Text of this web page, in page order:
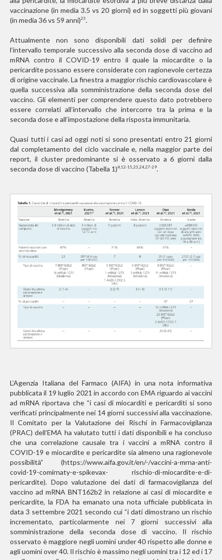
vaccinazione (in media 3.5 vs 20 giorni) ed in soggetti più giovani
(in media 36 vs 59 anni)23.
Attualmente non sono disponibili dati solidi per definire
l’intervallo temporale successivo alla seconda dose di vaccino ad
mRNA contro il COVID-19 entro il quale la miocardite o la
pericardite possano essere considerate con ragionevole certezza
di origine vaccinale. La finestra a maggior rischio cardiovascolare è
quella successiva alla somministrazione della seconda dose del
vaccino. Gli elementi per comprendere questo dato potrebbero
essere correlati all’intervallo che intercorre tra la prima e la
seconda dose e all’impostazione della risposta immunitaria.
Quasi tutti i casi ad oggi noti si sono presentati entro 21 giorni
dal completamento del ciclo vaccinale e, nella maggior parte dei
report, il cluster predominante si è osservato a 6 giorni dalla
seconda dose di vaccino (Tabella 1)4,12-15,23,24,27-29.
L’Agenzia Italiana del Farmaco (AIFA) in una nota informativa
pubblicata il 19 luglio 2021 in accordo con EMA riguardo ai vaccini
ad mRNA riportava che “i casi di miocarditi e pericarditi si sono
verificati principalmente nei 14 giorni successivi alla vaccinazione.
Il Comitato per la Valutazione dei Rischi in Farmacovigilanza
(PRAC) dell’EMA ha valutato tutti i dati disponibili e ha concluso
che una correlazione causale tra i vaccini a mRNA contro il
COVID-19 e miocardite e pericardite sia almeno una ragionevole
possibilità” (https://www.aifa.gov.it/en/-/vaccini-a-mrna-anti-
covid-19-comirnaty-e-spikevax- rischio-di-miocardite-e-di-
pericardite). Dopo valutazione dei dati di farmacovigilanza del
vaccino ad mRNA BNT162b2 in relazione ai casi di miocardite e
pericardite, la FDA ha emanato una nota ufficiale pubblicata in
data 3 settembre 2021 secondo cui “i dati dimostrano un rischio
incrementato, particolarmente nei 7 giorni successivi alla
somministrazione della seconda dose di vaccino. Il rischio
osservato è maggiore negli uomini under 40 rispetto alle donne e
agli uomini over 40. Il rischio è massimo negli uomini tra i 12 ed i 17